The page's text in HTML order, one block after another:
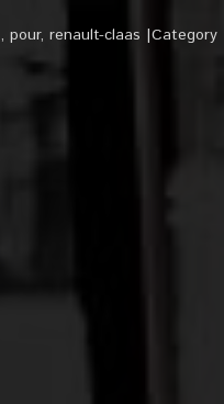
, pour, renault-claas Category